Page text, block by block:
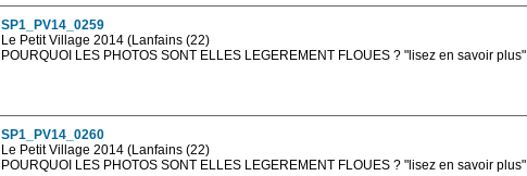
SP1_PV14_0259
Le Petit Village 2014 (Lanfains (22)
POURQUOI LES PHOTOS SONT ELLES LEGEREMENT FLOUES ? "lisez en savoir plus"
SP1_PV14_0260
Le Petit Village 2014 (Lanfains (22)
POURQUOI LES PHOTOS SONT ELLES LEGEREMENT FLOUES ? "lisez en savoir plus"